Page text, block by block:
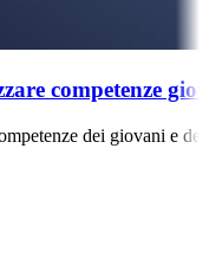
competenze
dei giovani e